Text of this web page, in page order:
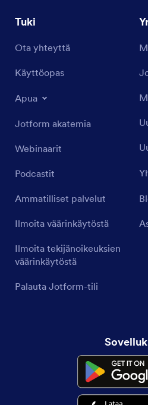
Tuki
Ota yhteyttä
Käyttöopas
Apua
Jotform akatemia
Webinaarit
Podcastit
Ammatilliset palvelut
Ilmoita väärinkäytöstä
Ilmoita tekijänoikeuksien
väärinkäytöstä
Palauta Jotform-tili